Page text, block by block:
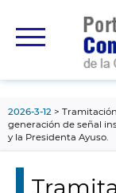
principal
2026-3-12
generación de señal
y la Presidenta Ayuso.